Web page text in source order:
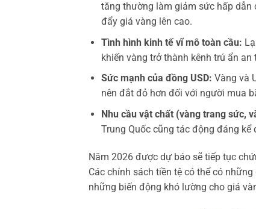
tăng thường làm giảm sức hấp dẫn
đẩy giá vàng lên cao.
Tình hình kinh tế vĩ mô toàn cầu:
khiến vàng trở thành kênh trú ẩn
Sức mạnh của đồng USD: Vàng và
nên đắt đỏ hơn đối với người mua
Nhu cầu vật chất (vàng trang sức,
Trung Quốc cũng tác động đáng kể
Năm 2026 được dự báo sẽ tiếp tục
Các chính sách tiền tệ có thể có
những biến động khó lường cho giá